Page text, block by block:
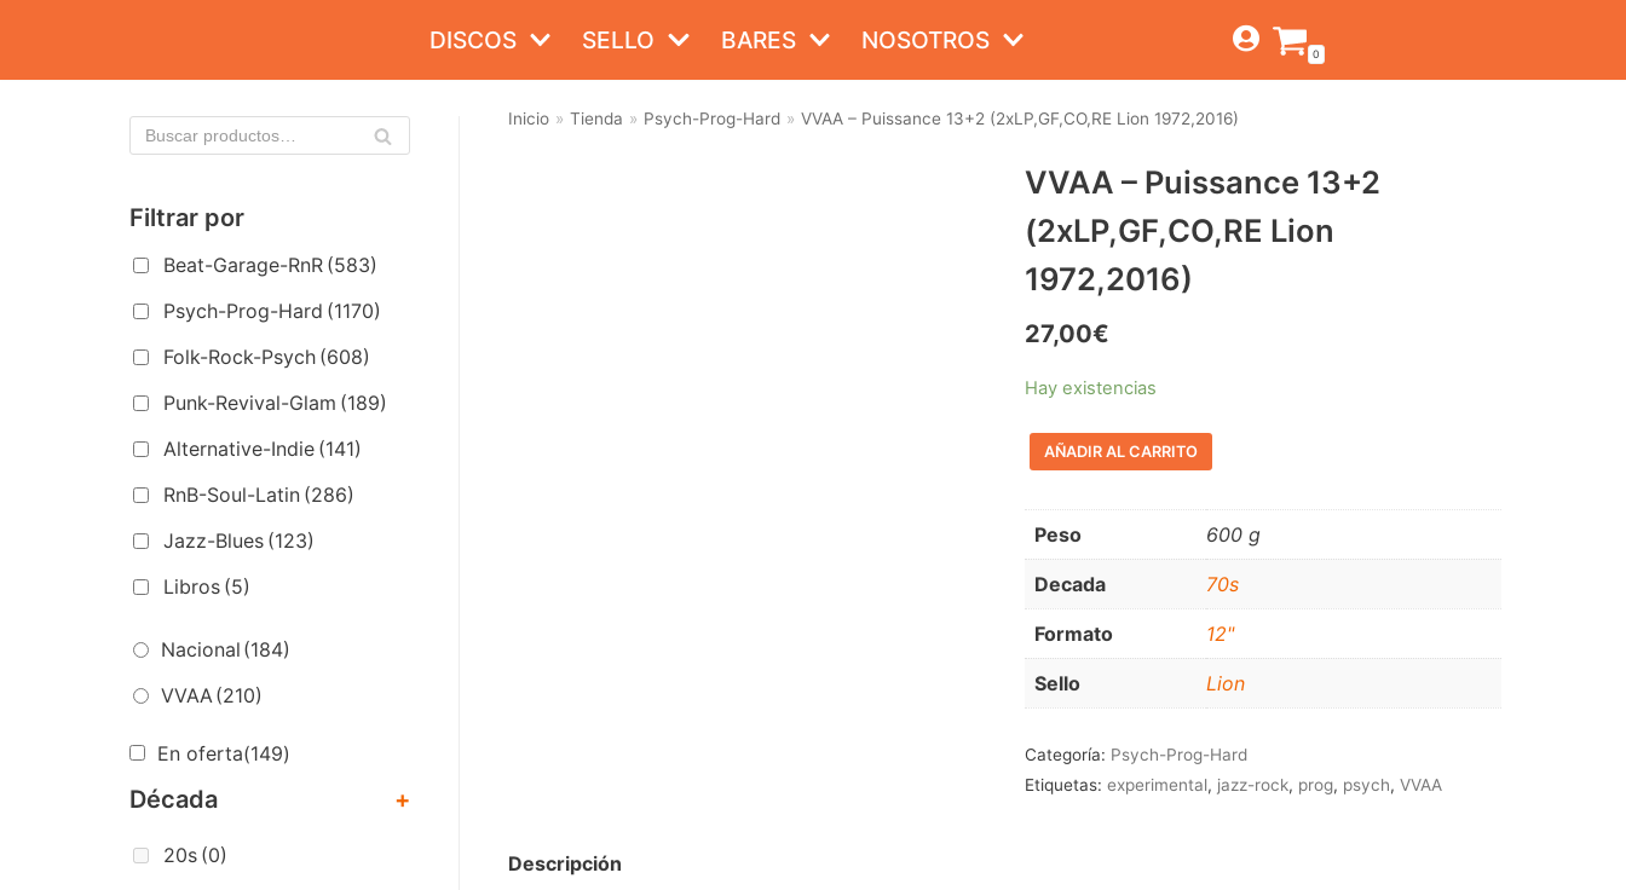
contenido
DISCOS SELLO BARES NOSOTROS 0
RNB-SOUL-LATIN
JAZZ-BLUES
Filtrar por
Beat-Garage-RnR (583)
Psych-Prog-Hard (1170)
Folk-Rock-Psych (608)
Punk-Revival-Glam (189)
Alternative-Indie (141)
RnB-Soul-Latin (286)
Jazz-Blues (123)
Libros (5)
Nacional (184)
VVAA(210)
En oferta(149)
Década +
20s (0)
Inicio » Tienda » Psych-Prog-Hard » VVAA – Puissance 13+2 (2xLP,GF,CO,RE Lion 1972,2016)
VVAA – Puissance 13+2
(2xLP,GF,CO,RE Lion
1972,2016)
27,00€
Hay existencias
AÑADIR AL CARRITO
Peso 600 g
Decada 70s
Formato 12"
Sello Lion
Categoría: Psych-Prog-Hard
Etiquetas:experimental, jazz-rock, prog, psych,VVAA
Descripción